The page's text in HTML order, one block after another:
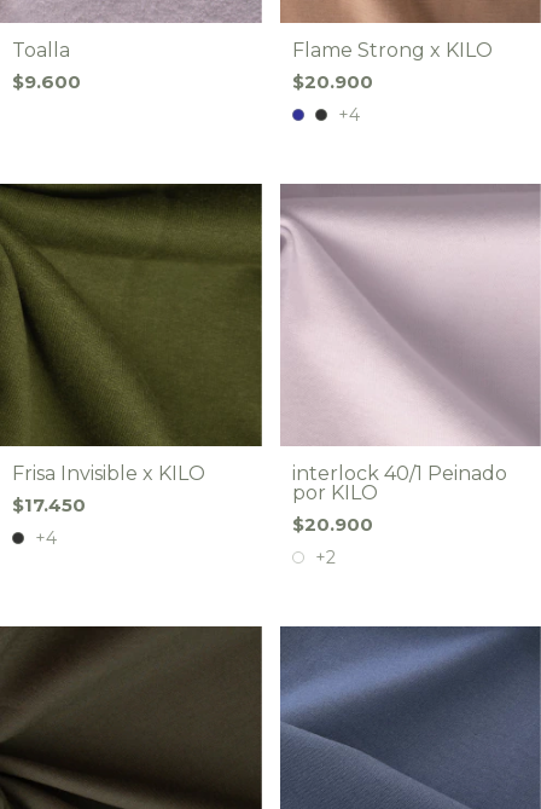
Toalla
$9.600
Flame Strong x KILO
$20.900
+4
Frisa Invisible x KILO
$17.450
+4
interlock 40/1 Peinado
por KILO
$20.900
+2